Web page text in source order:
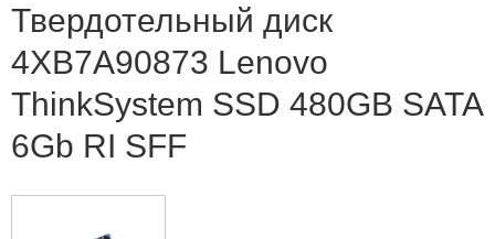
Твердотельный диск
4XB7A90873 Lenovo
ThinkSystem SSD 480GB SATA
6Gb RI SFF